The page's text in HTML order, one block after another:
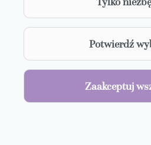
Studio Koncertowe
Potwierdź
Zaakceptuj